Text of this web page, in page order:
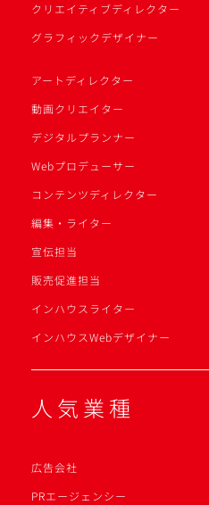
クリエイティブディレクター
グラフィックデザイナー
アートディレクター
動画クリエイター
デジタルプランナー
Webプロデューサー
コンテンツディレクター
編集・ライター
宣伝担当
販売促進担当
インハウスライター
インハウスWebデザイナー
人気業種
広告会社
PRエージェンシー